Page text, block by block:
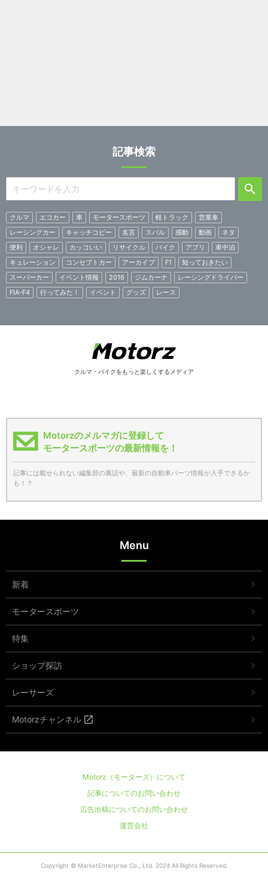
記事検索
クルマ エコカー 車 モータースポーツ 軽トラック
営業車
レーシングカー
キャッチコピー 名言 スバル 感動 動画
ネタ
便利
オシャレ カッコいい リサイクル バイク アプリ
車中泊
キュレーション
コンセプトカー アーカイブ F1
知っておきたい
スーパーカー
イベント情報 2016 ジムカーナ
レーシングドライバー
FIA-F4
行ってみた！ イベント グッズ レース
クルマ・バイクをもっと楽しくするメディア
Motorzのメルマガに登録して
モータースポーツの最新情報を！
記事には載せられない編集部の裏話や、最新の自動車パーツ情報が入手できるか
も！？
Menu
新着
モータースポーツ
特集
ショップ探訪
レーサーズ
Motorzチャンネル
Motorz（モーターズ）について
記事についてのお問い合わせ
広告出稿についてのお問い合わせ
運営会社
Copyright © MarketEnterprise Co., Ltd. 2024 All Rights Reserved.